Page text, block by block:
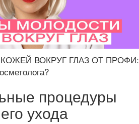
ВОКРУГ ГЛАЗ ОТ ПРОФИ:
процедуры
ухода